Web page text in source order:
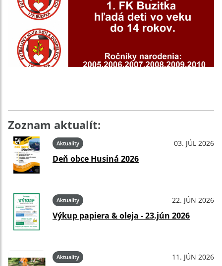
Zoznam aktualít:
Aktuality 03. JÚL 2026
Deň obce Husiná 2026
Aktuality 22. JÚN 2026
Výkup papiera & oleja - 23.jún 2026
Aktuality 11. JÚN 2026